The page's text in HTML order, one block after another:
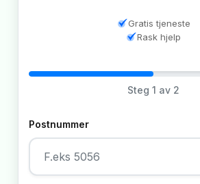
Gratis tjeneste
Rask hjelp
Steg 1 av 2
Postnummer